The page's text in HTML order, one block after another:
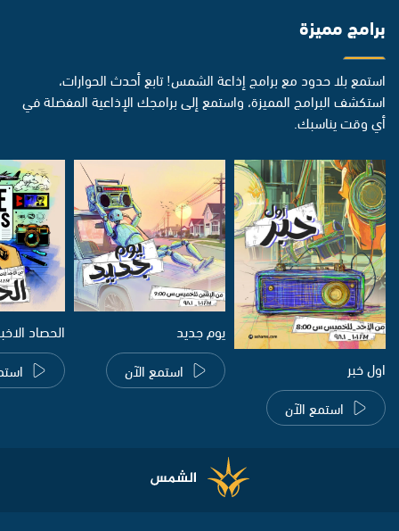
برامج مميزة
استمع بلا حدود مع برامج إذاعة الشمس! تابع أحدث الحوارات،
استكشف البرامج المميزة، واستمع إلى برامجك الإذاعية المفضلة في
أي وقت يناسبك.
اول خبر
استمع الآن
يوم جديد
استمع الآن
الحصاد